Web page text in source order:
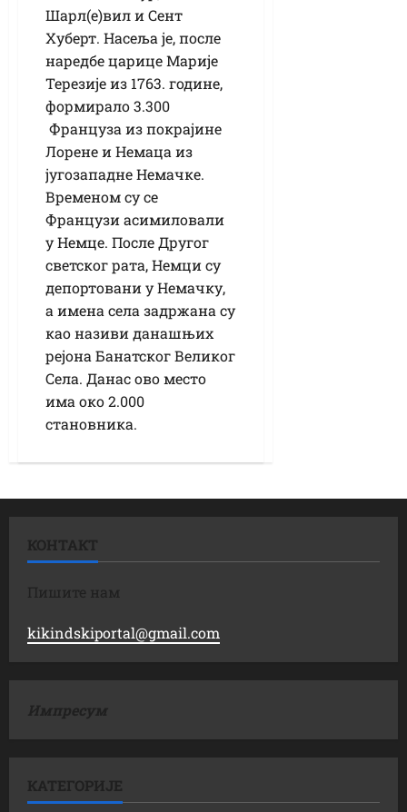
Шарл(е)вил и Сент
Хуберт. Насеља је, после
наредбе царице Марије
Терезије из 1763. године,
формирало 3.300
Француза из покрајине
Лорене и Немаца из
југозападне Немачке.
Временом су се
Французи асимиловали
у Немце. После Другог
светског рата, Немци су
депортовани у Немачку,
а имена села задржана су
као називи данашњих
рејона Банатског Великог
Села. Данас ово место
има око 2.000
становника.
КОНТАКТ
Пишите нам
kikindskiportal@gmail.com
Импресум
КАТЕГОРИЈЕ